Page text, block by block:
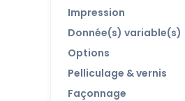
Impression
Donnée(s) variable(s)
Options
Pelliculage & vernis
Façonnage